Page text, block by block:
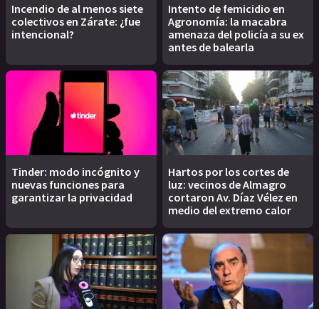
Incendio de al menos siete
colectivos en Zárate: ¿fue
intencional?
Intento de femicidio en
Agronomía: la macabra
amenaza del policía a su ex
antes de balearla
Tinder: modo incógnito y
nuevas funciones para
garantizar la privacidad
Hartos por los cortes de
luz: vecinos de Almagro
cortaron Av. Díaz Vélez en
medio del extremo calor